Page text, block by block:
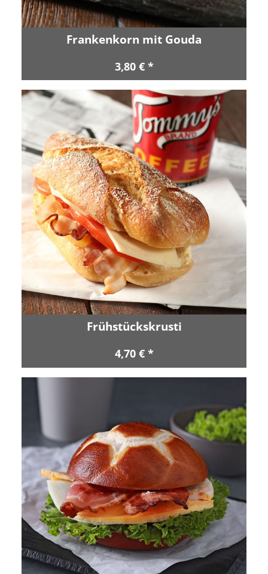
Frankenkorn mit Gouda
3,80 € *
Frühstückskrusti
4,70 € *